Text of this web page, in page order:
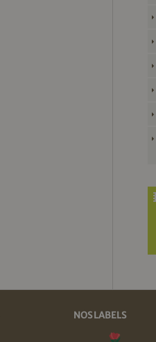
NOS LABELS